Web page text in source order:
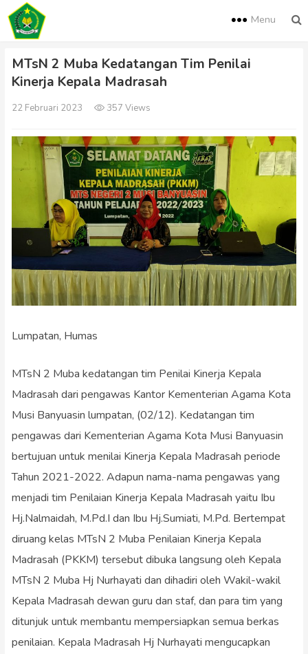
Menu
MTsN 2 Muba Kedatangan Tim Penilai
Kinerja Kepala Madrasah
22 Februari 2023 357 Views
Lumpatan, Humas
MTsN 2 Muba kedatangan tim Penilai Kinerja Kepala
Madrasah dari pengawas Kantor Kementerian Agama Kota
Musi Banyuasin lumpatan, (02/12). Kedatangan tim
pengawas dari Kementerian Agama Kota Musi Banyuasin
bertujuan untuk menilai Kinerja Kepala Madrasah periode
Tahun 2021-2022. Adapun nama-nama pengawas yang
menjadi tim Penilaian Kinerja Kepala Madrasah yaitu Ibu
Hj.Nalmaidah, M.Pd.I dan Ibu Hj.Sumiati, M.Pd. Bertempat
diruang kelas MTsN 2 Muba Penilaian Kinerja Kepala
Madrasah (PKKM) tersebut dibuka langsung oleh Kepala
MTsN 2 Muba Hj Nurhayati dan dihadiri oleh Wakil-wakil
Kepala Madrasah dewan guru dan staf, dan para tim yang
ditunjuk untuk membantu mempersiapkan semua berkas
penilaian. Kepala Madrasah Hj Nurhayati mengucapkan